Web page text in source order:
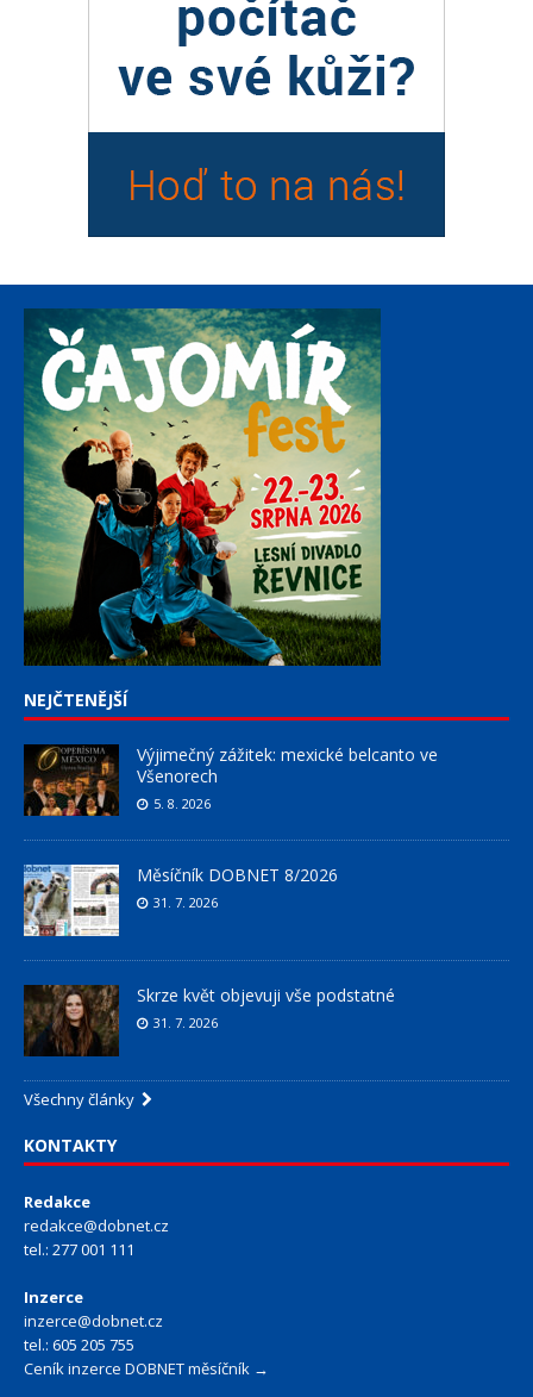
NEJČTENĚJŠÍ
Výjimečný zážitek: mexické belcanto ve
Všenorech
5. 8. 2026
Měsíčník DOBNET 8/2026
31. 7. 2026
Skrze květ objevuji vše podstatné
31. 7. 2026
Všechny články
KONTAKTY
Redakce
redakce@dobnet.cz
tel.: 277 001 111
Inzerce
inzerce@dobnet.cz
tel.: 605 205 755
Ceník inzerce DOBNET měsíčník →